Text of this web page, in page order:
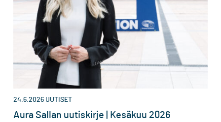
24.6.2026 UUTISET
Aura Sallan uutiskirje | Kesäkuu 2026